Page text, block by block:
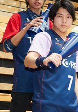
Cocotameと